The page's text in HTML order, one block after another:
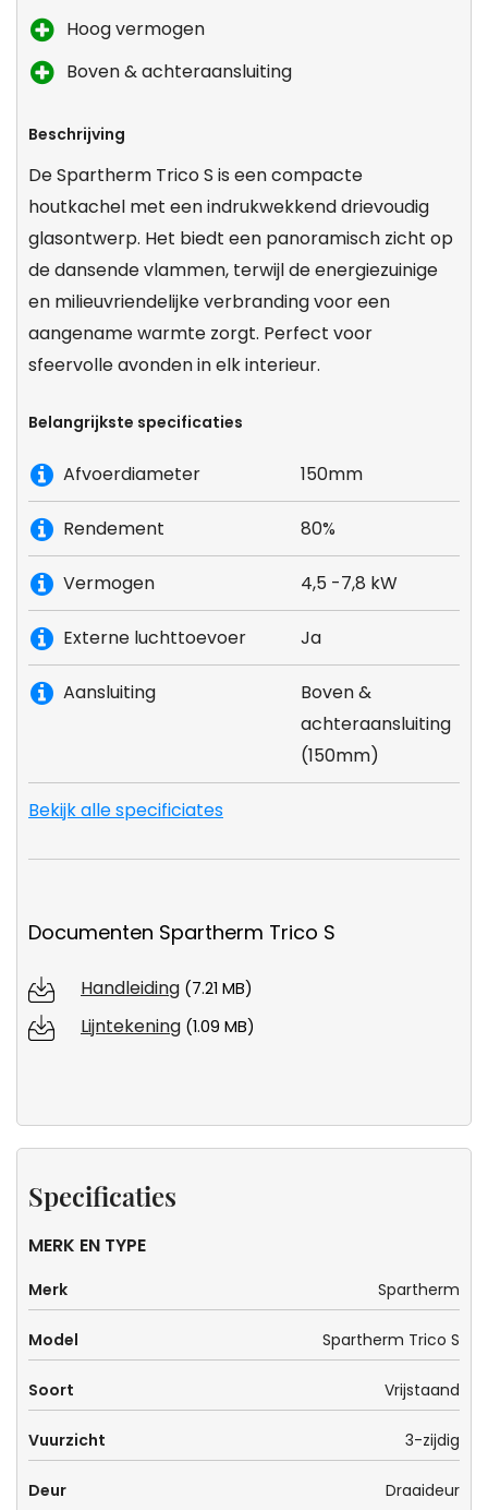
Hoog vermogen
Boven & achteraansluiting
Beschrijving
De Spartherm Trico S is een compacte
houtkachel met een indrukwekkend drievoudig
glasontwerp. Het biedt een panoramisch zicht op
de dansende vlammen, terwijl de energiezuinige
en milieuvriendelijke verbranding voor een
aangename warmte zorgt. Perfect voor
sfeervolle avonden in elk interieur.
Belangrijkste specificaties
Afvoerdiameter 150mm
Rendement 80%
Vermogen 4,5 -7,8 kW
Externe luchttoevoer Ja
Aansluiting
Boven &
achteraansluiting
(150mm)
Bekijk alle specificiates
Documenten Spartherm Trico S
Handleiding (7.21 MB)
Lijntekening (1.09 MB)
Specificaties
MERK EN TYPE
Merk Spartherm
Model Spartherm Trico S
Soort Vrijstaand
Vuurzicht 3-zijdig
Deur Draaideur